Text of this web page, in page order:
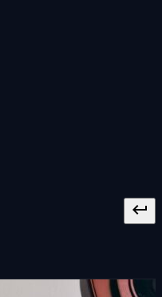
keyboard_return